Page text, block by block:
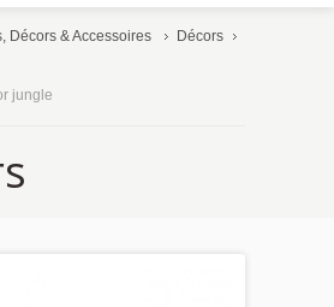
Décors & Accessoires Décors
jungle